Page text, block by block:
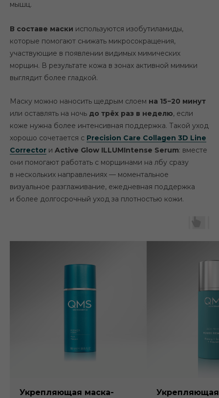
мышц.
В составе маски используются изобутиламиды,
которые помогают снижать микросокращения,
участвующие в появлении видимых мимических
морщин. В результате кожа в зонах активной мимики
выглядит более гладкой.
Маску можно наносить щедрым слоем на 15−20 минут
или оставлять на ночь до трёх раз в неделю, если
коже нужна более интенсивная поддержка. Такой уход
хорошо сочетается с Precision Care Collagen 3D Line
Corrector и Active Glow ILLUMIntense Serum: вместе
они помогают работать с морщинами на лбу сразу
в нескольких направлениях — моментальное
визуальное разглаживание, ежедневная поддержка
и более долгосрочный уход за плотностью кожи.
Укрепляющая маска-